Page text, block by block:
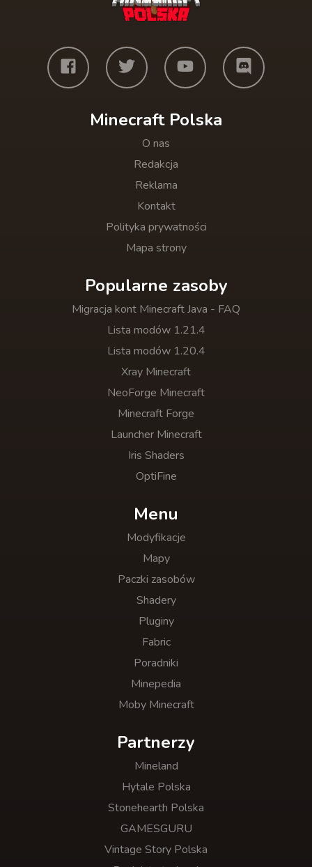
Minecraft Polska
O nas
Redakcja
Reklama
Kontakt
Polityka prywatności
Mapa strony
Popularne zasoby
Migracja kont Minecraft Java - FAQ
Lista modów 1.21.4
Lista modów 1.20.4
Xray Minecraft
NeoForge Minecraft
Minecraft Forge
Launcher Minecraft
Iris Shaders
OptiFine
Menu
Modyfikacje
Mapy
Paczki zasobów
Shadery
Pluginy
Fabric
Poradniki
Minepedia
Moby Minecraft
Partnerzy
Mineland
Hytale Polska
Stonehearth Polska
GAMESGURU
Vintage Story Polska